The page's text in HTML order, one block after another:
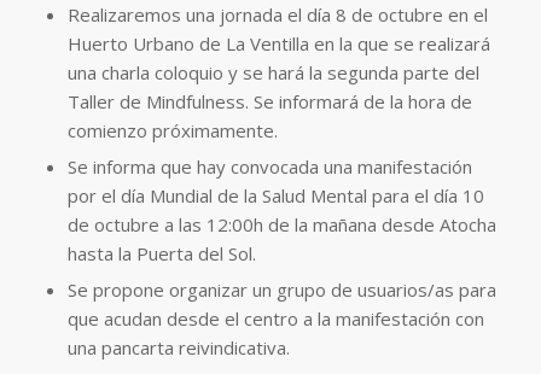
Realizaremos una jornada el día 8 de octubre en el
Huerto Urbano de La Ventilla en la que se realizará
una charla coloquio y se hará la segunda parte del
Taller de Mindfulness. Se informará de la hora de
comienzo próximamente.
Se informa que hay convocada una manifestación
por el día Mundial de la Salud Mental para el día 10
de octubre a las 12:00h de la mañana desde Atocha
hasta la Puerta del Sol.
Se propone organizar un grupo de usuarios/as para
que acudan desde el centro a la manifestación con
una pancarta reivindicativa.